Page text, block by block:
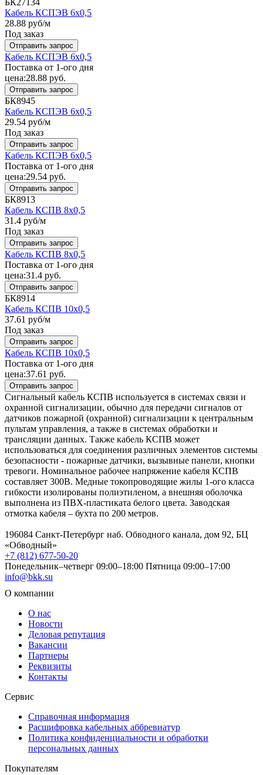
Кабель КСПЭВ 6x0,5
28.88 руб/м
Под заказ
Отправить запрос
Кабель КСПЭВ 6x0,5
Поставка от 1-ого дня
цена:28.88 руб.
Отправить запрос
БК8945
Кабель КСПЭВ 6x0,5
29.54 руб/м
Под заказ
Отправить запрос
Кабель КСПЭВ 6x0,5
Поставка от 1-ого дня
цена:29.54 руб.
Отправить запрос
БК8913
Кабель КСПВ 8x0,5
31.4 руб/м
Под заказ
Отправить запрос
Кабель КСПВ 8x0,5
Поставка от 1-ого дня
цена:31.4 руб.
Отправить запрос
БК8914
Кабель КСПВ 10x0,5
37.61 руб/м
Под заказ
Отправить запрос
Кабель КСПВ 10x0,5
Поставка от 1-ого дня
цена:37.61 руб.
Отправить запрос
Сигнальный кабель КСПВ используется в системах связи и
охранной сигнализации, обычно для передачи сигналов от
датчиков пожарной (охранной) сигнализации к центральным
пультам управления, а также в системах обработки и
трансляции данных. Также кабель КСПВ может
использоваться для соединения различных элементов системы
безопасности - пожарные датчики, вызывные панели, кнопки
тревоги. Номинальное рабочее напряжение кабеля КСПВ
составляет 300В. Медные токопроводящие жилы 1-ого класса
гибкости изолированы полиэтиленом, а внешняя оболочка
выполнена из ПВХ-пластиката белого цвета. Заводская
отмотка кабеля – бухта по 200 метров.
196084 Санкт-Петербург наб. Обводного канала, дом 92, БЦ
«Обводный»
+7 (812) 677-50-20
Понедельник–четверг 09:00–18:00 Пятница 09:00–17:00
info@bkk.su
О компании
О нас
Новости
Деловая репутация
Вакансии
Партнеры
Реквизиты
Контакты
Сервис
Справочная информация
Расшифровка кабельных аббревиатур
Политика конфиденциальности и обработки
персональных данных
Покупателям